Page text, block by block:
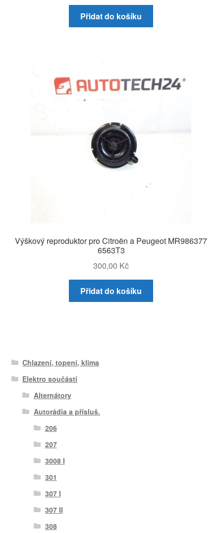
Přidat do košíku
Výškový reproduktor pro Citroën a Peugeot MR986377
6563T3
300,00 Kč
Přidat do košíku
Chlazení, topení, klima
Elektro součásti
Alternátory
Autorádia a přísluš.
206
207
3008 I
301
307 I
307 II
308